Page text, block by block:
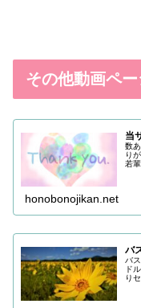
その他動画ペー
当
数
り
若
honobonojikan.net
バ
バ
ド
り